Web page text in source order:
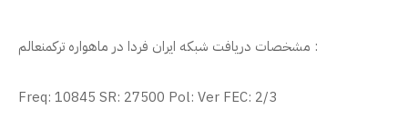
مشخصات دریافت شبکه ایران فردا در ماهواره ترکمنعالم :
Freq: 10845 SR: 27500 Pol: Ver FEC: 2/3